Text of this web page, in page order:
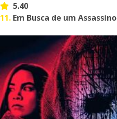
5.40
11. Em Busca de um Assassino